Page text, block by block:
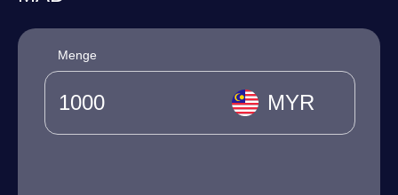
Menge
MYR